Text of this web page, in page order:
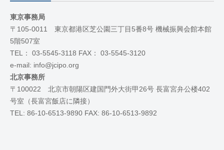
東京事務局
〒105-0011 東京都港区芝公園三丁目5番8号 機械振興会館本館
5階507室
TEL： 03-5545-3118 FAX： 03-5545-3120
e-mail: info@jcipo.org
北京事務所
〒100022 北京市朝陽区建国門外大街甲26号 長富宮弁公楼402
号室（長富宮飯店に隣接）
TEL: 86-10-6513-9890 FAX: 86-10-6513-9892